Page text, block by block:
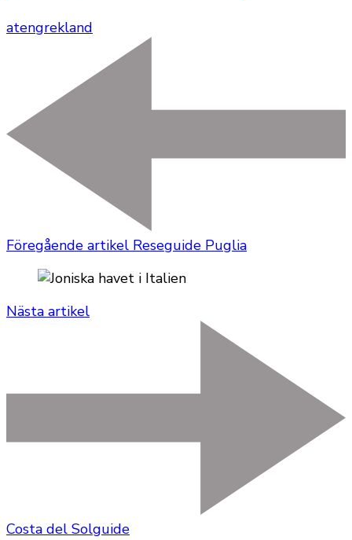
atengrekland
Föregående artikel Reseguide Puglia
Nästa artikel
Costa del Solguide